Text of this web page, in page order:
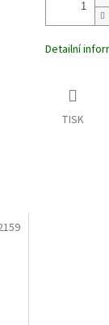
Detailní
TISK